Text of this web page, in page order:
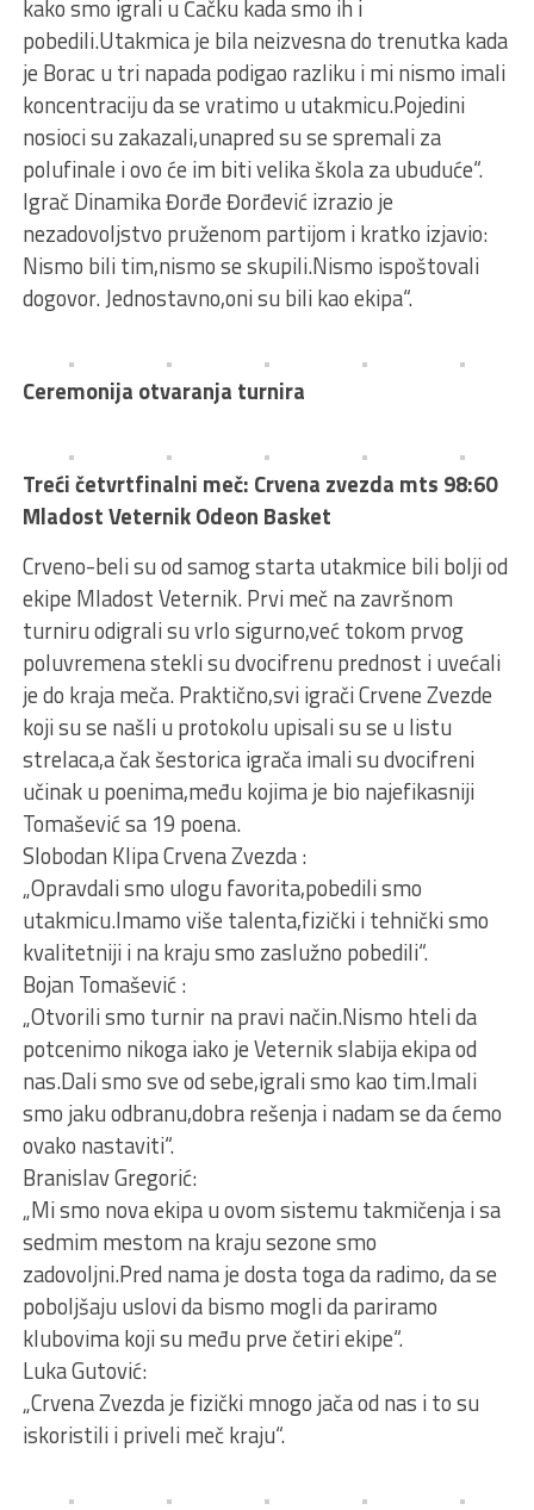
kako smo igrali u Čačku kada smo ih i
pobedili.Utakmica je bila neizvesna do trenutka kada
je Borac u tri napada podigao razliku i mi nismo imali
koncentraciju da se vratimo u utakmicu.Pojedini
nosioci su zakazali,unapred su se spremali za
polufinale i ovo će im biti velika škola za ubuduće“.
Igrač Dinamika Đorđe Đorđević izrazio je
nezadovoljstvo pruženom partijom i kratko izjavio:
Nismo bili tim,nismo se skupili.Nismo ispoštovali
dogovor. Jednostavno,oni su bili kao ekipa“.
Ceremonija otvaranja turnira
Treći četvrtfinalni meč: Crvena zvezda mts 98:60
Mladost Veternik Odeon Basket
Crveno-beli su od samog starta utakmice bili bolji od
ekipe Mladost Veternik. Prvi meč na završnom
turniru odigrali su vrlo sigurno,već tokom prvog
poluvremena stekli su dvocifrenu prednost i uvećali
je do kraja meča. Praktično,svi igrači Crvene Zvezde
koji su se našli u protokolu upisali su se u listu
strelaca,a čak šestorica igrača imali su dvocifreni
učinak u poenima,među kojima je bio najefikasniji
Tomašević sa 19 poena.
Slobodan Klipa Crvena Zvezda :
„Opravdali smo ulogu favorita,pobedili smo
utakmicu.Imamo više talenta,fizički i tehnički smo
kvalitetniji i na kraju smo zaslužno pobedili“.
Bojan Tomašević :
„Otvorili smo turnir na pravi način.Nismo hteli da
potcenimo nikoga iako je Veternik slabija ekipa od
nas.Dali smo sve od sebe,igrali smo kao tim.Imali
smo jaku odbranu,dobra rešenja i nadam se da ćemo
ovako nastaviti“.
Branislav Gregorić:
„Mi smo nova ekipa u ovom sistemu takmičenja i sa
sedmim mestom na kraju sezone smo
zadovoljni.Pred nama je dosta toga da radimo, da se
poboljšaju uslovi da bismo mogli da pariramo
klubovima koji su među prve četiri ekipe“.
Luka Gutović:
„Crvena Zvezda je fizički mnogo jača od nas i to su
iskoristili i priveli meč kraju“.